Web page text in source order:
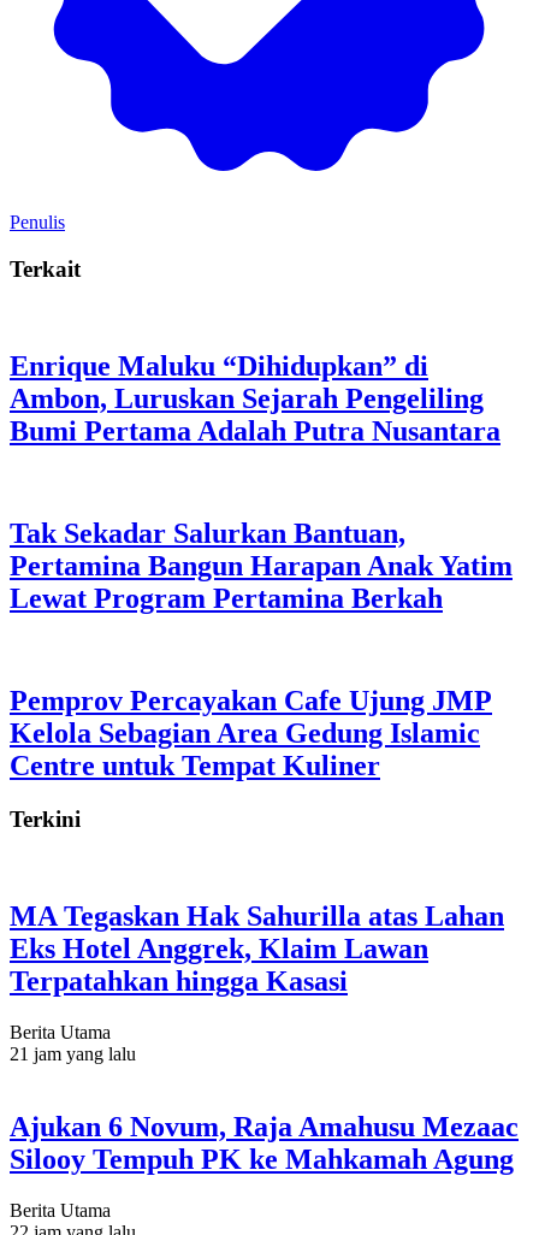
Penulis
Terkait
Enrique Maluku “Dihidupkan” di
Ambon, Luruskan Sejarah Pengeliling
Bumi Pertama Adalah Putra Nusantara
Tak Sekadar Salurkan Bantuan,
Pertamina Bangun Harapan Anak Yatim
Lewat Program Pertamina Berkah
Pemprov Percayakan Cafe Ujung JMP
Kelola Sebagian Area Gedung Islamic
Centre untuk Tempat Kuliner
Terkini
MA Tegaskan Hak Sahurilla atas Lahan
Eks Hotel Anggrek, Klaim Lawan
Terpatahkan hingga Kasasi
Berita Utama
21 jam yang lalu
Ajukan 6 Novum, Raja Amahusu Mezaac
Silooy Tempuh PK ke Mahkamah Agung
Berita Utama